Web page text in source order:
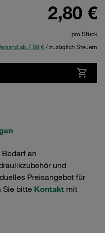
2,80 €
pro Stück
ab 7,99 €/ zuzüglich Steuern
an
und
Preisangebot für
Sie bitte Kontakt mit